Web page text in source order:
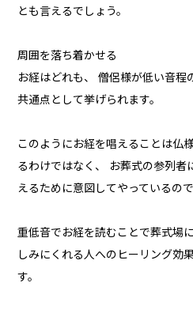
とも言えるでしょう。
周囲を落ち着かせる
お経はどれも、 僧侶様が低い音程
共通点として挙げられます。
このようにお経を唱えることは仏
るわけではなく、 お葬式の参列者
えるために意図してやっているので
重低音でお経を読むことで葬式場
しみにくれる人へのヒーリング効
す。